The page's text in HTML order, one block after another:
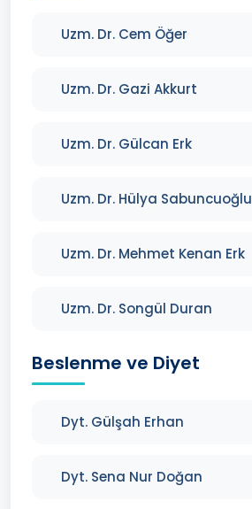
Uzm. Dr. Cem Öğer
Uzm. Dr. Gazi Akkurt
Uzm. Dr. Gülcan Erk
Uzm. Dr. Hülya Sabuncuoğlu
Uzm. Dr. Mehmet Kenan Erk
Uzm. Dr. Songül Duran
Beslenme ve Diyet
Dyt. Gülşah Erhan
Dyt. Sena Nur Doğan